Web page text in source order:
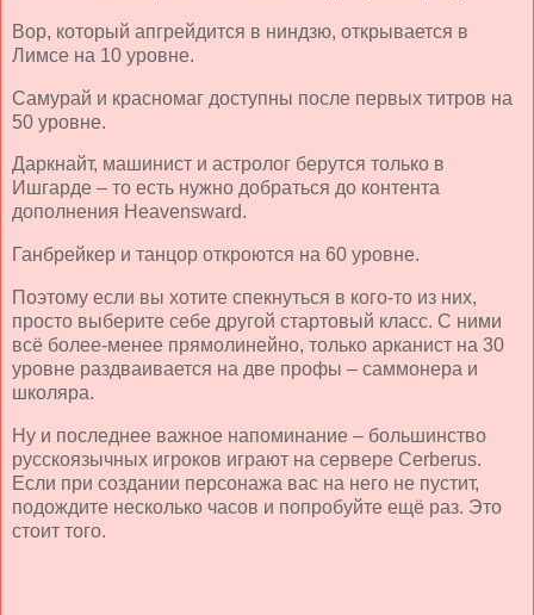
Вор, который апгрейдится в ниндзю, открывается в
Лимсе на 10 уровне.
Самурай и красномаг доступны после первых титров на
50 уровне.
Даркнайт, машинист и астролог берутся только в
Ишгарде – то есть нужно добраться до контента
дополнения Heavensward.
Ганбрейкер и танцор откроются на 60 уровне.
Поэтому если вы хотите спекнуться в кого-то из них,
просто выберите себе другой стартовый класс. С ними
всё более-менее прямолинейно, только арканист на 30
уровне раздваивается на две профы – саммонера и
школяра.
Ну и последнее важное напоминание – большинство
русскоязычных игроков играют на сервере Cerberus.
Если при создании персонажа вас на него не пустит,
подождите несколько часов и попробуйте ещё раз. Это
стоит того.